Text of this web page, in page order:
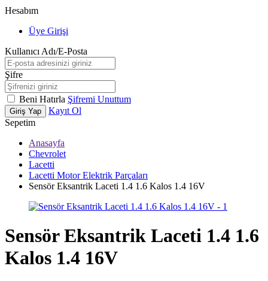
Hesabım
Üye Girişi
Kullanıcı Adı/E-Posta
Şifre
Beni Hatırla Şifremi Unuttum
Giriş Yap
Kayıt Ol
Sepetim
Anasayfa
Chevrolet
Lacetti
Lacetti Motor Elektrik Parçaları
Sensör Eksantrik Laceti 1.4 1.6 Kalos 1.4 16V
Sensör Eksantrik Laceti 1.4 1.6
Kalos 1.4 16V